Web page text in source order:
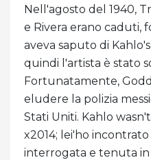
Nell'agosto del 1940,
e Rivera erano caduti,
aveva saputo di
quindi l'artista è stato
Fortunatamente,
eludere la polizia
Stati Uniti. Kahlo
x2014; lei'ho
interrogata e tenuta